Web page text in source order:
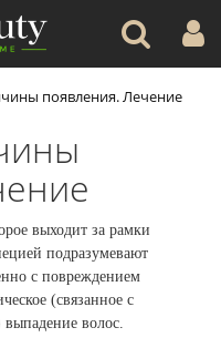
появления. Лечение
выходит за рамки
подразумевают
с повреждением
(связанное с
волос.